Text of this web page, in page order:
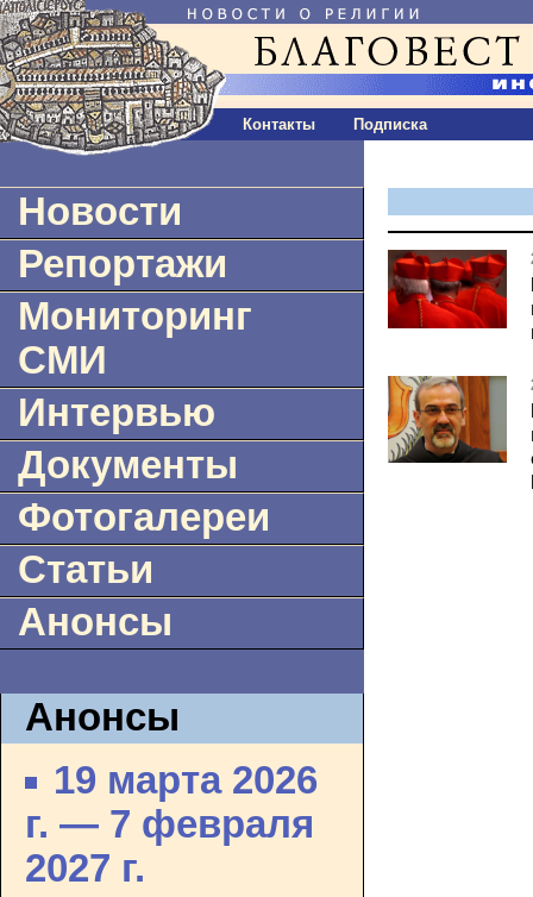
Контакты Подписка
Новости
Репортажи
Мониторинг
СМИ
Интервью
Документы
Фотогалереи
Статьи
Анонсы
Анонсы
19 марта 2026
г. — 7 февраля
2027 г.